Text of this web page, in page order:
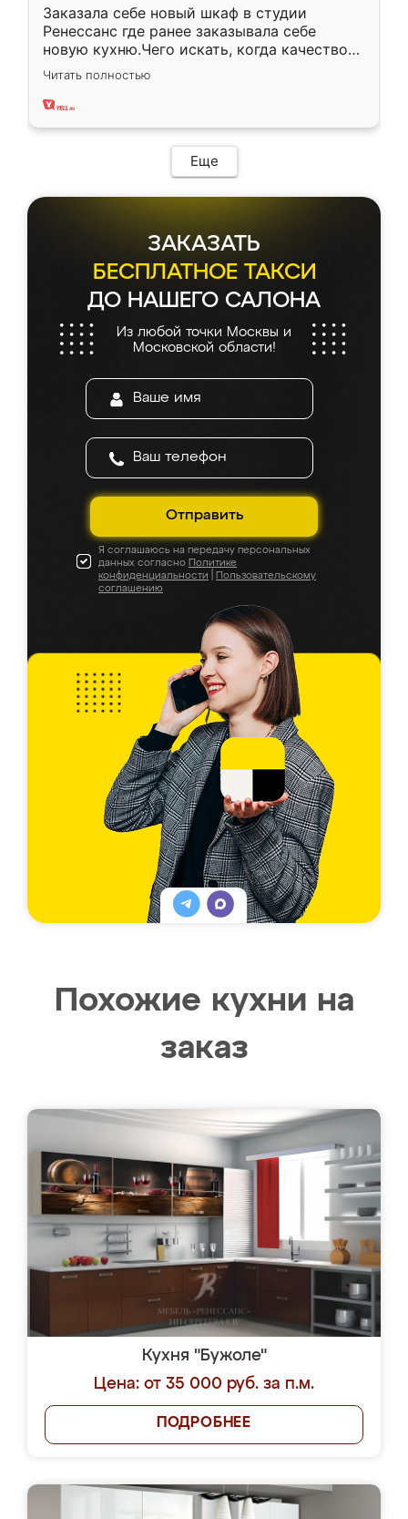
Заказала себе новый шкаф в студии
Ренессанс где ранее заказывала себе
новую кухню.Чего искать, когда качеством
вполне довольна. Служит кухня уже почти
два года, нареканий нет.
Читать полностью
Еще
ЗАКАЗАТЬ
БЕСПЛАТНОЕ ТАКСИ
ДО НАШЕГО САЛОНА
Из любой точки Москвы и
Московской области!
Отправить
Я соглашаюсь на передачу персональных
данных согласно Политике
конфиденциальности
Пользовательскому
соглашению
Похожие кухни на
заказ
Кухня "Бужоле"
Цена: от 35 000 руб. за п.м.
ПОДРОБНЕЕ